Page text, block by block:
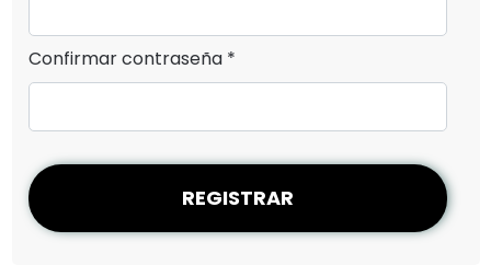
Confirmar contraseña *
REGISTRAR